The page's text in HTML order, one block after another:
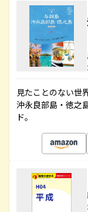
見たことのない世
沖永良部島・徳之
ド。